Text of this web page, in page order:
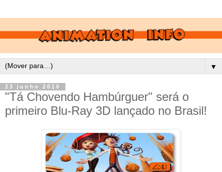
▼
23 junho 2010
"Tá Chovendo Hambúrguer" será o
primeiro Blu-Ray 3D lançado no Brasil!